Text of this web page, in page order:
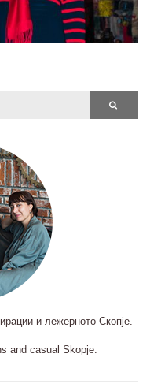
и лежерното Скопје.
and casual Skopje.